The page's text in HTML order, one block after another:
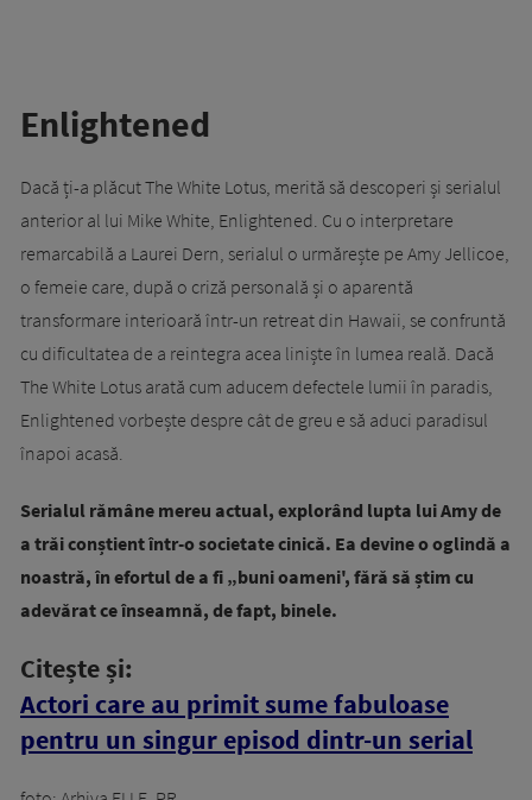
Enlightened
Dacă ți-a plăcut The White Lotus, merită să descoperi și serialul
anterior al lui Mike White, Enlightened. Cu o interpretare
remarcabilă a Laurei Dern, serialul o urmărește pe Amy Jellicoe,
o femeie care, după o criză personală și o aparentă
transformare interioară într-un retreat din Hawaii, se confruntă
cu dificultatea de a reintegra acea liniște în lumea reală. Dacă
The White Lotus arată cum aducem defectele lumii în paradis,
Enlightened vorbește despre cât de greu e să aduci paradisul
înapoi acasă.
Serialul rămâne mereu actual, explorând lupta lui Amy de
a trăi conștient într-o societate cinică. Ea devine o oglindă a
noastră, în efortul de a fi „buni oameni', fără să știm cu
adevărat ce înseamnă, de fapt, binele.
Citește și:
Actori care au primit sume fabuloase
pentru un singur episod dintr-un serial